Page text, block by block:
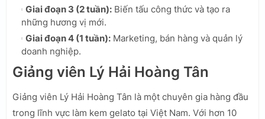
Giai đoạn 3 (2 tuần): Biến tấu công thức và tạo ra
những hương vị mới.
Giai đoạn 4 (1 tuần): Marketing, bán hàng và quản lý
doanh nghiệp.
Giảng viên Lý Hải Hoàng Tân
Giảng viên Lý Hải Hoàng Tân là một chuyên gia hàng đầu
trong lĩnh vực làm kem gelato tại Việt Nam. Với hơn 10